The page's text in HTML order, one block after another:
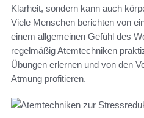
Klarheit, sondern kann auch
Viele Menschen berichten von
einem allgemeinen Gefühl des
regelmäßig Atemtechniken
Übungen erlernen und von den
Atmung profitieren.